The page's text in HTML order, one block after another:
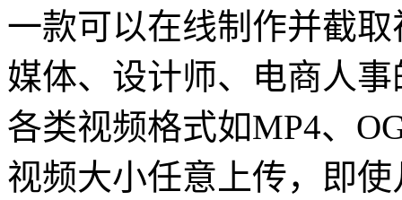
一款可以在线制作并截
媒体、设计师、电商人
各类视频格式如MP4、
视频大小任意上传，即